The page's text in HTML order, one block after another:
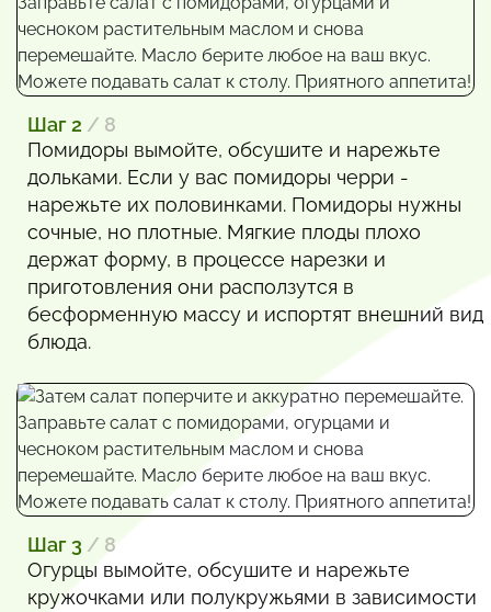
Шаг 2 / 8
Помидоры вымойте, обсушите и нарежьте
дольками. Если у вас помидоры черри -
нарежьте их половинками. Помидоры нужны
сочные, но плотные. Мягкие плоды плохо
держат форму, в процессе нарезки и
приготовления они расползутся в
бесформенную массу и испортят внешний вид
блюда.
Шаг 3 / 8
Огурцы вымойте, обсушите и нарежьте
кружочками или полукружьями в зависимости